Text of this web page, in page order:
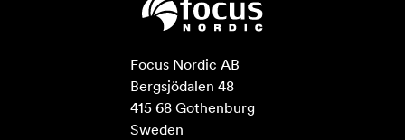
Focus Nordic AB
Bergsjödalen 48
415 68 Gothenburg
Sweden